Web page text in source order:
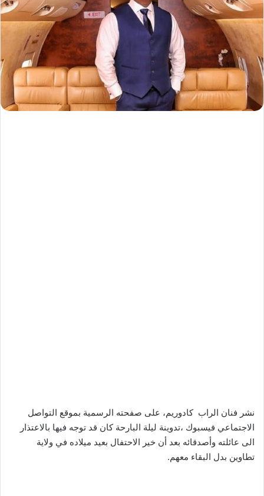
نشر فنان الراب كادوريم، على صفحته الرسمية بموقع التواصل
الاجتماعي فيسبوك ،تدوينة ليلة البارحة كان قد توجه فيها بالاعتذار
الى عائلته وأصدقائه بعد أن خير الاحتفال بعيد ميلاده في ولاية
تطاوين بدل البقاء معهم.